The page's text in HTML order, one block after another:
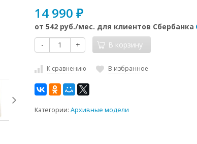
14 990₽
от542 руб./мес. для клиентов Сбербанка
-
+ В корзину
К сравнению В избранное
Категории:Архивные модели